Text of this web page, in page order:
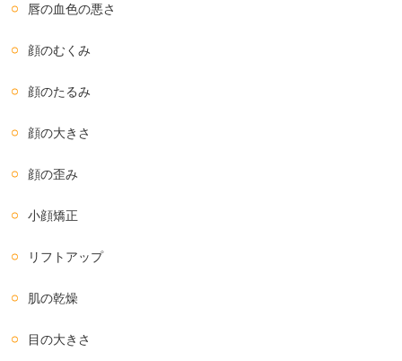
唇の血色の悪さ
顔のむくみ
顔のたるみ
顔の大きさ
顔の歪み
小顔矯正
リフトアップ
肌の乾燥
目の大きさ